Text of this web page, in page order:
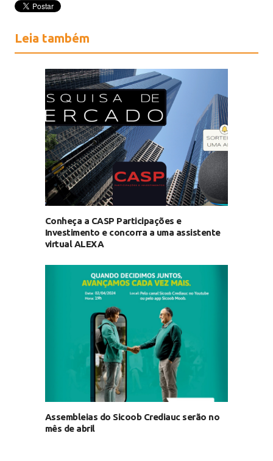
Leia também
Conheça a CASP Participações e
Investimento e concorra a uma assistente
virtual ALEXA
Assembleias do Sicoob Crediauc serão no
mês de abril